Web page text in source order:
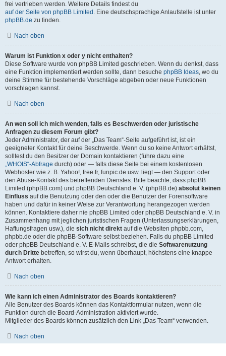
frei vertrieben werden. Weitere Details findest du
auf der Seite von phpBB Limited . Eine deutschsprachige Anlaufstelle ist unter
phpBB.de zu finden.
Nach oben
Warum ist Funktion x oder y nicht enthalten?
Diese Software wurde von phpBB Limited geschrieben. Wenn du denkst, dass
eine Funktion implementiert werden sollte, dann besuche phpBB Ideas, wo du
deine Stimme für bestehende Vorschläge abgeben oder neue Funktionen
vorschlagen kannst.
Nach oben
An wen soll ich mich wenden, falls es Beschwerden oder juristische
Anfragen zu diesem Forum gibt?
Jeder Administrator, der auf der „Das Team“-Seite aufgeführt ist, ist ein
geeigneter Kontakt für deine Beschwerde. Wenn du so keine Antwort erhältst,
solltest du den Besitzer der Domain kontaktieren (führe dazu eine
„WHOIS“-Abfrage durch) oder — falls diese Seite bei einem kostenlosen
Webhoster wie z. B. Yahoo!, free.fr, funpic.de usw. liegt — den Support oder
den Abuse-Kontakt des betreffenden Dienstes. Bitte beachte, dass phpBB
Limited (phpBB.com) und phpBB Deutschland e. V. (phpBB.de) absolut keinen
Einfluss auf die Benutzung oder den oder die Benutzer der Forensoftware
haben und dafür in keiner Weise zur Verantwortung herangezogen werden
können. Kontaktiere daher nie phpBB Limited oder phpBB Deutschland e. V. in
Zusammenhang mit jeglichen juristischen Fragen (Unterlassungserklärungen,
Haftungsfragen usw.), die sich nicht direkt auf die Websiten phpbb.com,
phpbb.de oder die phpBB-Software selbst beziehen. Falls du phpBB Limited
oder phpBB Deutschland e. V. E-Mails schreibst, die die Softwarenutzung
durch Dritte betreffen, so wirst du, wenn überhaupt, höchstens eine knappe
Antwort erhalten.
Nach oben
Wie kann ich einen Administrator des Boards kontaktieren?
Alle Benutzer des Boards können das Kontaktformular nutzen, wenn die
Funktion durch die Board-Administration aktiviert wurde.
Mitglieder des Boards können zusätzlich den Link „Das Team“ verwenden.
Nach oben